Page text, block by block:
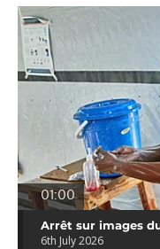
01:00
Arrêt sur images
6th July 2026